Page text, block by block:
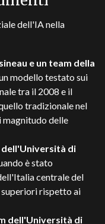
dell'IA nella
e un team della
modello testato sui
tra il 2008 e il
tradizionale nel
magnitudo delle
dell'Università di
è stato
centrale del
rispetto ai
dell'Università di